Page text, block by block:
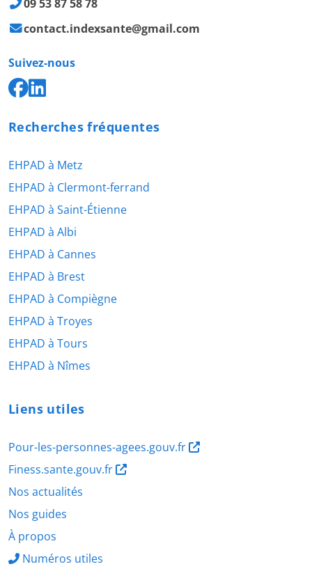
09 53 87 58 78
contact.indexsante@gmail.com
Suivez-nous
Recherches fréquentes
EHPAD à Metz
EHPAD à Clermont-ferrand
EHPAD à Saint-Étienne
EHPAD à Albi
EHPAD à Cannes
EHPAD à Brest
EHPAD à Compiègne
EHPAD à Troyes
EHPAD à Tours
EHPAD à Nîmes
Liens utiles
Pour-les-personnes-agees.gouv.fr
Finess.sante.gouv.fr
Nos actualités
Nos guides
À propos
Numéros utiles